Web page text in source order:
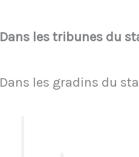
Dans les tribunes du
Dans les gradins du